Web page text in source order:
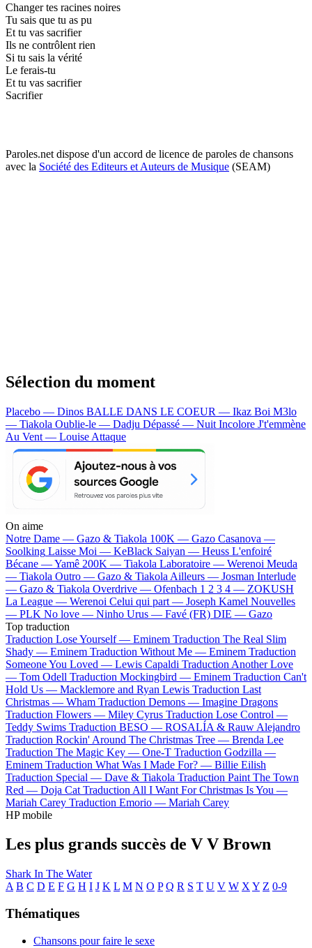
Changer tes racines noires
Tu sais que tu as pu
Et tu vas sacrifier
Ils ne contrôlent rien
Si tu sais la vérité
Le ferais-tu
Et tu vas sacrifier
Sacrifier
Paroles.net dispose d'un accord de licence de paroles de chansons
avec la Société des Editeurs et Auteurs de Musique (SEAM)
Sélection du moment
Placebo — Dinos BALLE DANS LE COEUR — Ikaz Boi M3lo
— Tiakola Oublie-le — Dadju Dépassé — Nuit Incolore J't'emmène
Au Vent — Louise Attaque
On aime
Notre Dame — Gazo & Tiakola 100K — Gazo Casanova —
Soolking Laisse Moi — KeBlack Saiyan — Heuss L'enfoiré
Bécane —Yamê 200K — Tiakola Laboratoire — Werenoi Meuda
— Tiakola Outro — Gazo & Tiakola Ailleurs — Josman Interlude
— Gazo & Tiakola Overdrive — Ofenbach 1 2 3 4 — ZOKUSH
La League — Werenoi Celui qui part — Joseph Kamel Nouvelles
— PLK No love — Ninho Urus — Favé (FR) DIE — Gazo
Top traduction
Traduction Lose Yourself — Eminem Traduction The Real Slim
Shady — Eminem Traduction Without Me — Eminem Traduction
Someone You Loved — Lewis Capaldi Traduction Another Love
— Tom Odell Traduction Mockingbird — Eminem Traduction Can't
Hold Us — Macklemore and Ryan Lewis Traduction Last
Christmas — Wham Traduction Demons — Imagine Dragons
Traduction Flowers — Miley Cyrus Traduction Lose Control —
Teddy Swims Traduction BESO — ROSALÍA & Rauw Alejandro
Traduction Rockin' Around The Christmas Tree — Brenda Lee
Traduction The Magic Key — One-T Traduction Godzilla —
Eminem Traduction What Was I Made For? — Billie Eilish
Traduction Special — Dave & Tiakola Traduction Paint The Town
Red — Doja Cat Traduction All I Want For Christmas Is You —
Mariah Carey Traduction Emorio — Mariah Carey
HP mobile
Les plus grands succès de V V Brown
Shark In The Water
A B C D E F G H I J K L M N O P Q R S T U V W X Y Z 0-9
Thématiques
Chansons pour faire le sexe